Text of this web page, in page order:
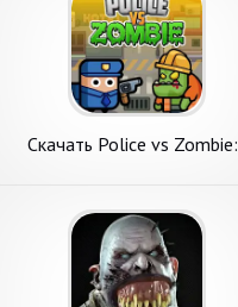
Скачать Police vs Zombie:
на Андроид